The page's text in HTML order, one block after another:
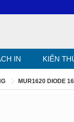
IN KIẾN
MUR1620 DIODE